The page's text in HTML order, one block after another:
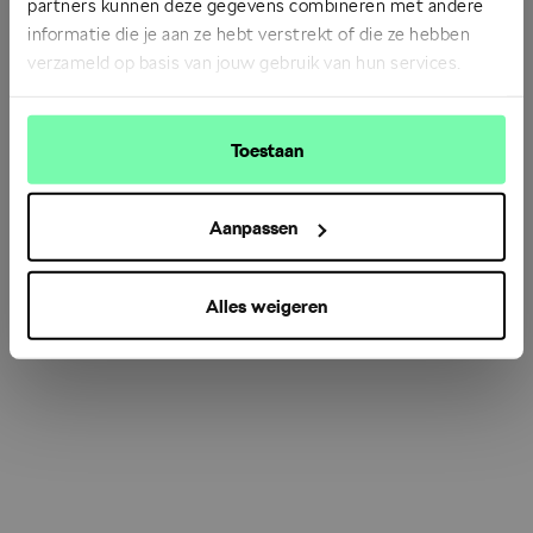
partners kunnen deze gegevens combineren met andere
informatie die je aan ze hebt verstrekt of die ze hebben
verzameld op basis van jouw gebruik van hun services.
Toestaan
Aanpassen
Alles weigeren